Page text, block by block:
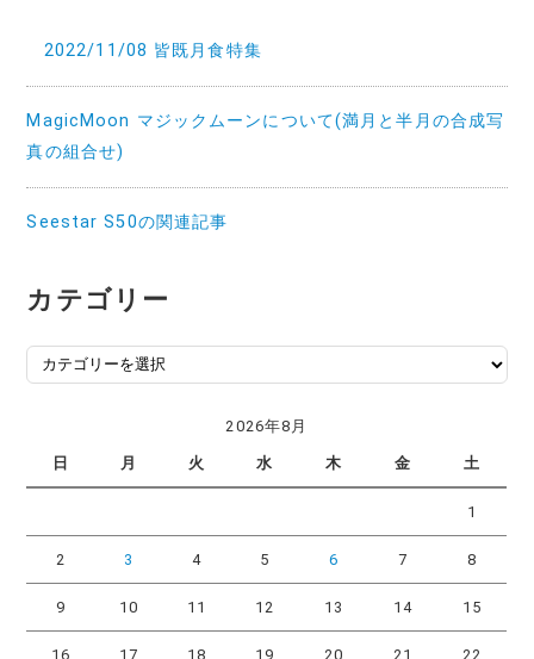
2022/11/08 皆既月食特集
MagicMoon マジックムーンについて(満月と半月の合成写
真の組合せ)
Seestar S50の関連記事
カテゴリー
カ
テ
ー
2026年8月
日 月 火 水 木 金 土
1
2 3 4 5 6 7 8
9 10 11 12 13 14 15
16 17 18 19 20 21 22